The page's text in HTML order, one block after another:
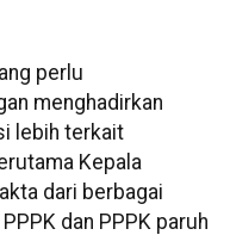
perlu
menghadirkan
lebih terkait
Kepala
dari berbagai
dan PPPK paruh